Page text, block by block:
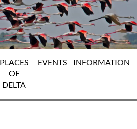
PLACES
OF
DELTA
EVENTS INFORMATION